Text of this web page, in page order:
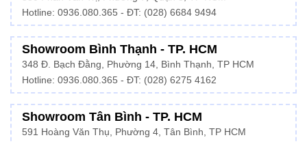
Hotline: 0936.080.365 - ĐT: (028) 6684 9494
Showroom Bình Thạnh - TP. HCM
348 Đ. Bạch Đằng, Phường 14, Bình Thạnh, TP HCM
Hotline: 0936.080.365 - ĐT: (028) 6275 4162
Showroom Tân Bình - TP. HCM
591 Hoàng Văn Thụ, Phường 4, Tân Bình, TP HCM